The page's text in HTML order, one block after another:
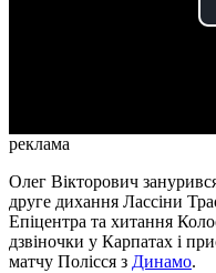
реклама
Олег Вікторович
друге дихання Лассіни
Епіцентра та хитання
дзвіночки у Карпатах і
матчу Полісся з Динамо.